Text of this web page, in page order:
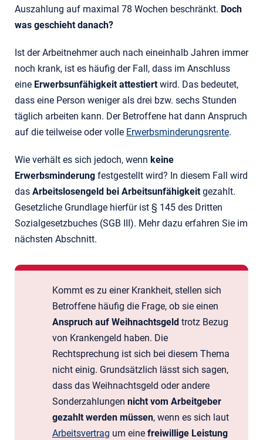
Auszahlung auf maximal 78 Wochen beschränkt. Doch
was geschieht danach?
Ist der Arbeitnehmer auch nach eineinhalb Jahren immer
noch krank, ist es häufig der Fall, dass im Anschluss
eine Erwerbsunfähigkeit attestiertwird. Das bedeutet,
dass eine Person weniger als drei bzw. sechs Stunden
täglich arbeiten kann. Der Betroffene hat dann Anspruch
auf die teilweise oder volle Erwerbsminderungsrente.
Wie verhält es sich jedoch, wenn keine
Erwerbsminderung festgestellt wird? In diesem Fall wird
das Arbeitslosengeld bei Arbeitsunfähigkeitgezahlt.
Gesetzliche Grundlage hierfür ist § 145 des Dritten
Sozialgesetzbuches (SGB III). Mehr dazu erfahren Sie im
nächsten Abschnitt.
Kommt es zu einer Krankheit, stellen sich
Betroffene häufig die Frage, ob sie einen
Anspruch auf Weihnachtsgeld trotz Bezug
von Krankengeld haben. Die
Rechtsprechung ist sich bei diesem Thema
nicht einig. Grundsätzlich lässt sich sagen,
dass das Weihnachtsgeld oder andere
Sonderzahlungen nicht vom Arbeitgeber
gezahlt werden müssen, wenn es sich laut
Arbeitsvertrag um eine freiwillige Leistung